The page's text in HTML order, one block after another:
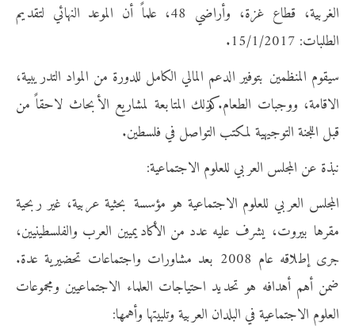
الغربية، قطاع غزة، وأراضي 48، علماً أن الموعد النهائي لتقديم
الطلبات: 15/1/2017.
سيقوم المنظمين بتوفير الدعم المالي الكامل للدورة من المواد التدريبية،
الاقامة، ووجبات الطعام. وكذلك المتابعة لمشاريع الأبحاث لاحقاً من
قبل اللجنة التوجيهية لمكتب التواصل في فلسطين.
نبذة عن المجلس العربي للعلوم الاجتماعية:
المجلس العربي للعلوم الاجتماعية هو مؤسسة بحثية عربية، غير ربحية
مقرها بيروت، يشرف عليه عدد من الأكاديميين العرب والفلسطينيين،
جرى إطلاقه عام 2008 بعد مشاورات واجتماعات تحضيرية عدة.
ضمن أهم أهدافه هو تحديد احتياجات العلماء الاجتماعيين ومجموعات
العلوم الاجتماعية في البلدان العربية وتلبيتها وأهمها: